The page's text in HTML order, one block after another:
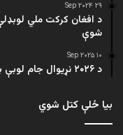
۲۹ Sep ۲۰۲۴
د افغان کرکت ملي
شوې
۱۰ Sep ۲۰۲۵
د ۲۰۲۶ نړیوال جام لوبې به د فبرورۍ په ۷مه پیل شي
بیا ځلې کتل شوي